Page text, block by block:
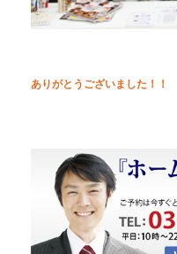
ありがとうございました！！